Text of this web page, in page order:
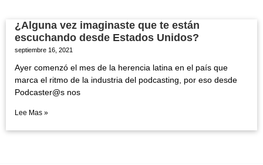
¿Alguna vez imaginaste que te están
escuchando desde Estados Unidos?
septiembre 16, 2021
Ayer comenzó el mes de la herencia latina en el país que
marca el ritmo de la industria del podcasting, por eso desde
Podcaster@s nos
Lee Mas »